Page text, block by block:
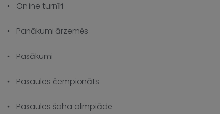
Online turnīri
Panākumi ārzemēs
Pasākumi
Pasaules čempionāts
Pasaules šaha olimpiāde